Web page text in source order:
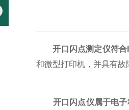
开口闪点测定仪符
和微型打印机，并具有故
开口闪点仪属于电